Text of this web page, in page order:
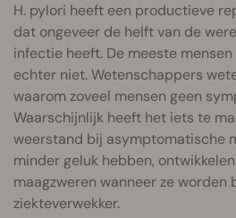
H. pylori heeft een productieve
dat ongeveer de helft van de
infectie heeft. De meeste
echter niet. Wetenschappers
waarom zoveel mensen geen
Waarschijnlijk heeft het iets te
weerstand bij asymptomatische
minder geluk hebben,
maagzweren wanneer ze worden
ziekteverwekker.